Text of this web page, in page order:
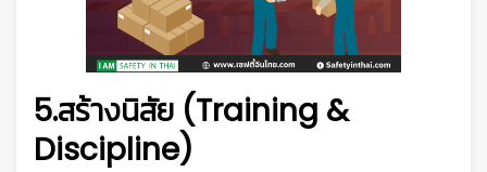
5.สร้างนิสัย (Training &
Discipline)